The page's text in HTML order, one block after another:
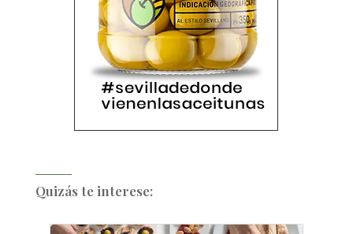
Quizás te interese: